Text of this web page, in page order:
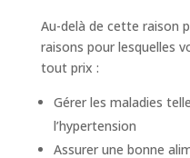
Au-delà de cette raison
raisons pour lesquelles
tout prix :
Gérer les maladies
l’hypertension
Assurer une bonne